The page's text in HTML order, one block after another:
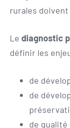
rurales
Le diagnostic
définir les
de
de
de qualité